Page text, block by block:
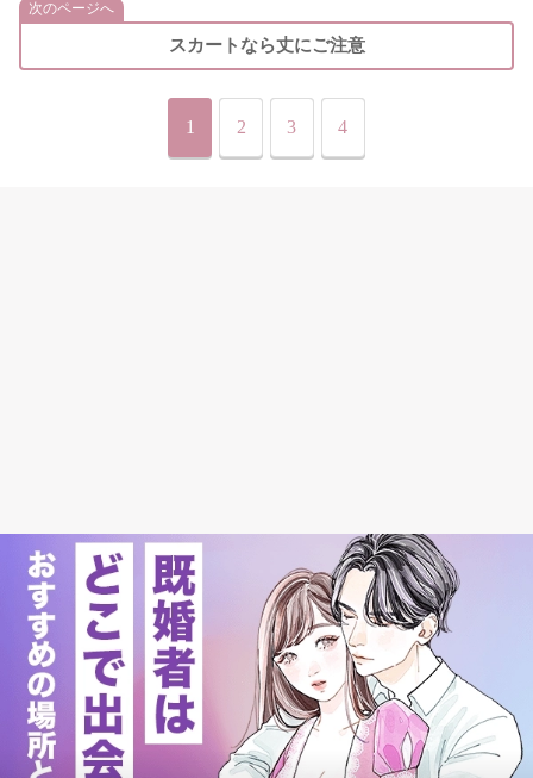
次のページへ
スカートなら丈にご注意
1 2 3 4